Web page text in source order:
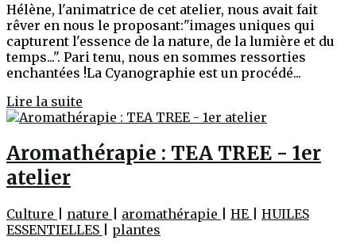
Hélène, l'animatrice de cet atelier, nous avait fait
rêver en nous le proposant:"images uniques qui
capturent l'essence de la nature, de la lumière et du
temps...". Pari tenu, nous en sommes ressorties
enchantées !La Cyanographie est un procédé...
Lire la suite
Aromathérapie : TEA TREE - 1er
atelier
Culture nature aromathérapie HE
HUILES
ESSENTIELLES
plantes